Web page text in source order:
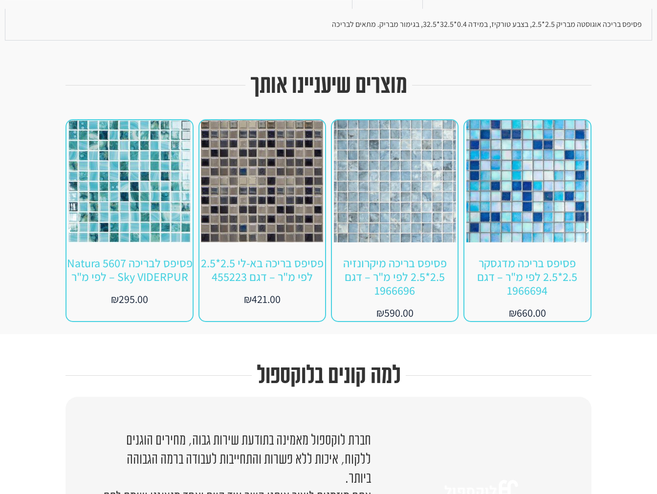
פסיפס בריכה אוגוסטה מבריק 2.5*2.5, בצבע טורקיז, במידה 0.4*32.5*32.5, בגימור מבריק. מתאים לבריכה
מוצרים שיעניינו אותך
פסיפס בריכה מדגסקר
2.5*2.5 לפי מ"ר – דגם
1966694
₪660.00
פסיפס בריכה מיקרונזיה
2.5*2.5 לפי מ"ר – דגם
1966696
₪590.00
פסיפס בריכה בא-לי 2.5*2.5
לפי מ"ר – דגם 455223
₪421.00
פסיפס לבריכה 5607 Natura
Sky VIDERPUR – לפי מ"ר
₪295.00
למה קונים בלוקספול
חברת לוקספול מאמינה בתודעת שירות גבוה, מחירים הוגנים
ללקוח, איכות ללא פשרות והתחייבות לעבודה ברמה הגבוהה
ביותר.